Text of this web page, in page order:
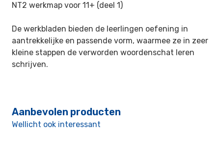
NT2 werkmap voor 11+ (deel 1)
De werkbladen bieden de leerlingen oefening in
aantrekkelijke en passende vorm, waarmee ze in zeer
kleine stappen de verworden woordenschat leren
schrijven.
Aanbevolen producten
Wellicht ook interessant